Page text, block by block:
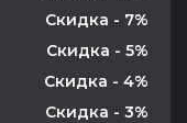
Скидка - 7%
Скидка - 5%
Скидка - 4%
Скидка - 3%